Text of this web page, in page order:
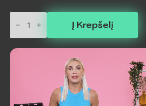
produkto
kiekis:
CHILIROSE
-
CR
4700
Į Krepšelį